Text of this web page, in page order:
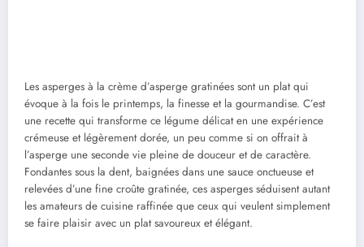
Les asperges à la crème d’asperge gratinées sont un plat qui
évoque à la fois le printemps, la finesse et la gourmandise. C’est
une recette qui transforme ce légume délicat en une expérience
crémeuse et légèrement dorée, un peu comme si on offrait à
l’asperge une seconde vie pleine de douceur et de caractère.
Fondantes sous la dent, baignées dans une sauce onctueuse et
relevées d’une fine croûte gratinée, ces asperges séduisent autant
les amateurs de cuisine raffinée que ceux qui veulent simplement
se faire plaisir avec un plat savoureux et élégant.